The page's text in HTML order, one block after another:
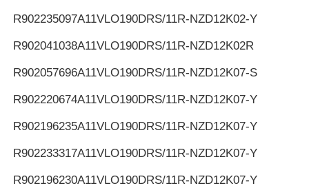
R902235097A11VLO190DRS/11R-NZD12K02-Y
R902041038A11VLO190DRS/11R-NZD12K02R
R902057696A11VLO190DRS/11R-NZD12K07-S
R902220674A11VLO190DRS/11R-NZD12K07-Y
R902196235A11VLO190DRS/11R-NZD12K07-Y
R902233317A11VLO190DRS/11R-NZD12K07-Y
R902196230A11VLO190DRS/11R-NZD12K07-Y